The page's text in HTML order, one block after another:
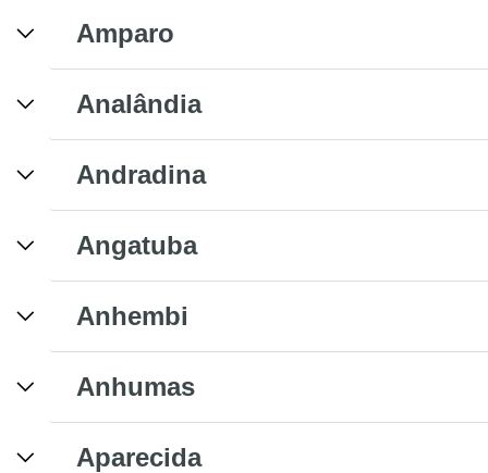
Amparo
Analândia
Andradina
Angatuba
Anhembi
Anhumas
Aparecida